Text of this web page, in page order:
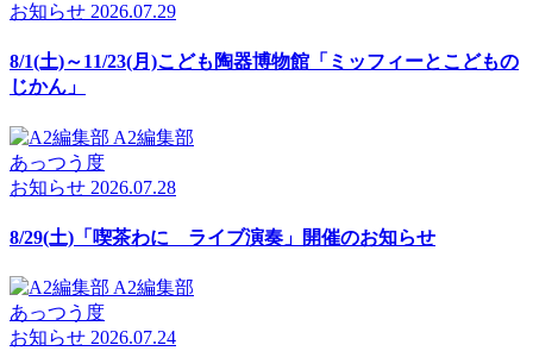
お知らせ 2026.07.29
8/1(土)～11/23(月)こども陶器博物館「ミッフィーとこどもの
じかん」
A2編集部
あっつう度
お知らせ 2026.07.28
8/29(土)「喫茶わに ライブ演奏」開催のお知らせ
A2編集部
あっつう度
お知らせ 2026.07.24